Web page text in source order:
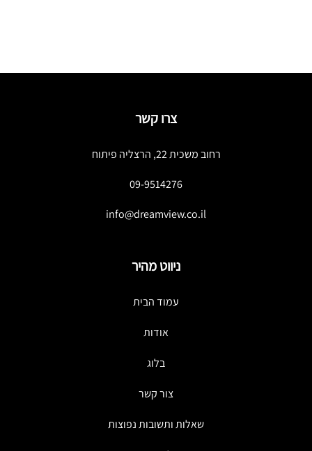
צרו קשר
רחוב משכית 22, הרצליה פיתוח
09-9514276
info@dreamview.co.il
ניווט מהיר
עמוד הבית
אודות
בלוג
צור קשר
שאלות ותשובות נפוצות